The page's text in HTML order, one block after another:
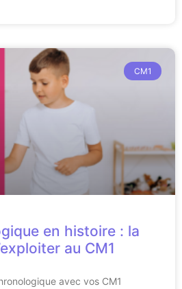
CM1
en histoire : la
au CM1
avec vos CM1